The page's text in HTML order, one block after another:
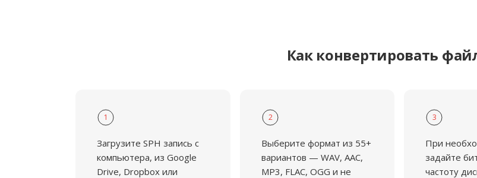
Как конвертировать
1
Загрузите SPH запись с
компьютера, из Google
Drive, Dropbox или
2
Выберите формат из 55+
вариантов — WAV, AAC,
MP3, FLAC, OGG и не
3
При
задайте
частоту